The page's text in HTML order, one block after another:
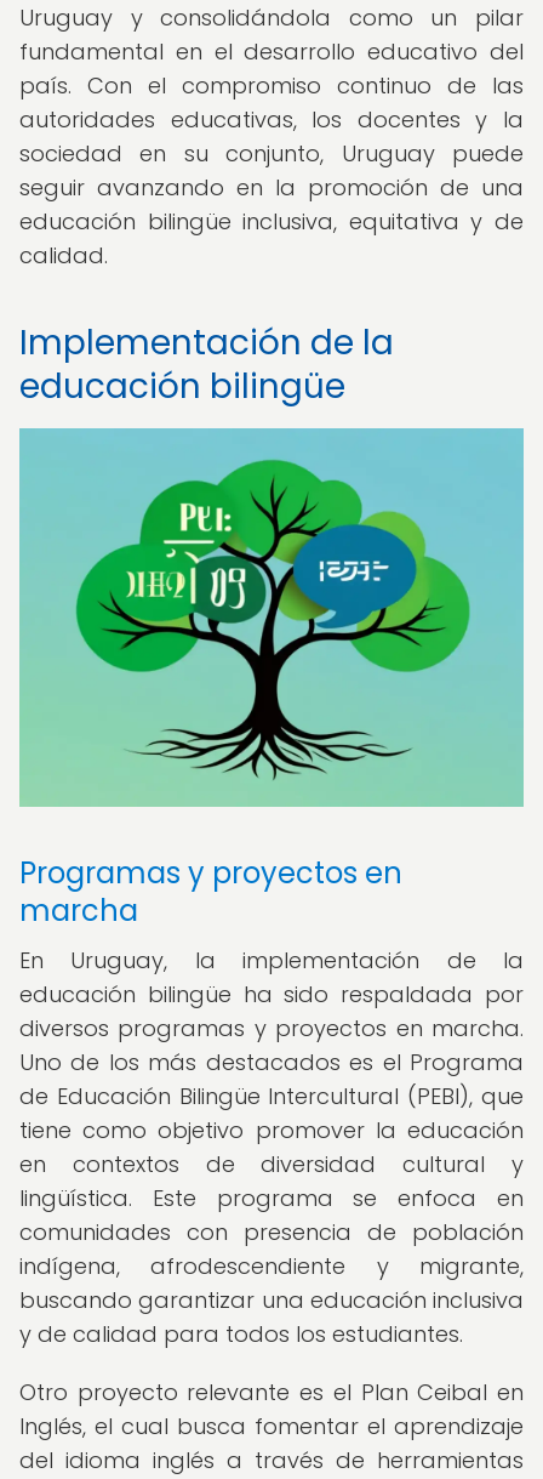
Uruguay y consolidándola como un pilar
fundamental en el desarrollo educativo del
país. Con el compromiso continuo de las
autoridades educativas, los docentes y la
sociedad en su conjunto, Uruguay puede
seguir avanzando en la promoción de una
educación bilingüe inclusiva, equitativa y de
calidad.
Implementación de la
educación bilingüe
Programas y proyectos en
marcha
En Uruguay, la implementación de la
educación bilingüe ha sido respaldada por
diversos programas y proyectos en marcha.
Uno de los más destacados es el Programa
de Educación Bilingüe Intercultural (PEBI), que
tiene como objetivo promover la educación
en contextos de diversidad cultural y
lingüística. Este programa se enfoca en
comunidades con presencia de población
indígena, afrodescendiente y migrante,
buscando garantizar una educación inclusiva
y de calidad para todos los estudiantes.
Otro proyecto relevante es el Plan Ceibal en
Inglés, el cual busca fomentar el aprendizaje
del idioma inglés a través de herramientas